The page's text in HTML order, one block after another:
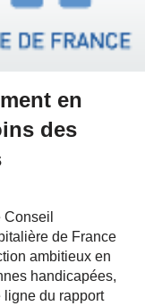
en
des
de France
ambitieux en
handicapées,
ligne du rapport